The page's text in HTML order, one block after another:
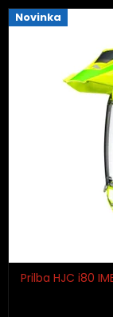
Novinka
Prilba HJC i80